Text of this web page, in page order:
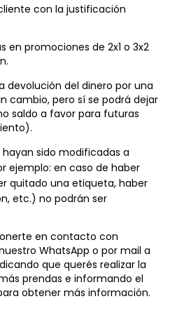
en promociones de 2x1 o 3x2
cambio, pero sí se podrá dejar
saldo a favor para futuras
hayan sido modificadas a
ejemplo: en caso de haber
quitado una etiqueta, haber
etc.) no podrán ser
WhatsApp o por mail a
que querés realizar la
prendas e informando el
obtener más información.